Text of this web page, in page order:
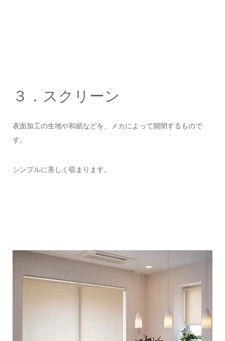
３．スクリーン
表面加工の生地や和紙などを、メカによって開閉するもので
す。
シンプルに美しく収まります。